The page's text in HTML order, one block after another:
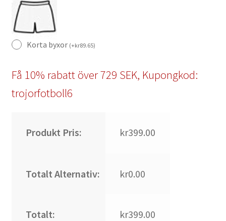
Korta byxor (+kr89.65)
Få 10% rabatt över 729 SEK, Kupongkod:
trojorfotboll6
Produkt Pris: kr399.00
Totalt Alternativ: kr0.00
Totalt: kr399.00